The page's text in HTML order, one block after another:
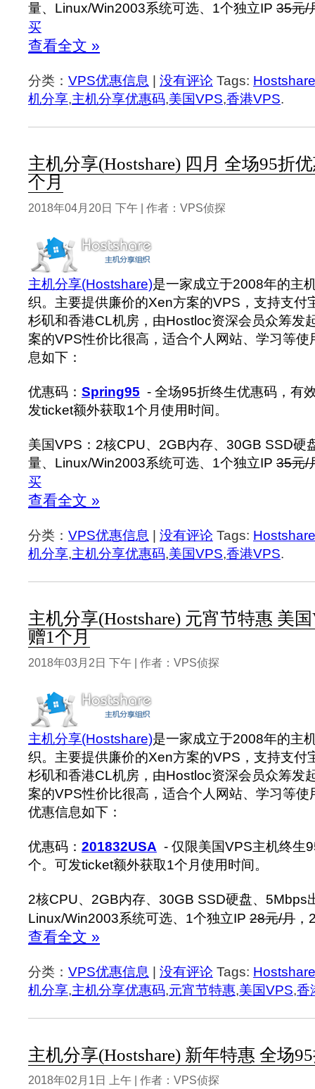
量、Linux/Win2003系统可选、1个独立IP 35元/
买
查看全文 »
分类： VPS优惠信息 | 没有评论 Tags: Hostshare
机分享,主机分享优惠码,美国VPS,香港VPS.
主机分享(Hostshare) 四月 全场95折
个月
2018年04月20日 下午 | 作者：VPS侦探
主机分享(Hostshare)是一家成立于2008年的主
织。主要提供廉价的Xen方案的VPS，支持支付
杉矶和香港CL机房，由Hostloc资深会员众筹发
案的VPS性价比很高，适合个人网站、学习等
息如下：
优惠码： Spring95 - 全场95折终生优惠码，有
发ticket额外获取1个月使用时间。
美国VPS：2核CPU、2GB内存、30GB SSD硬
量、Linux/Win2003系统可选、1个独立IP 35元/
买
查看全文 »
分类： VPS优惠信息 | 没有评论 Tags: Hostshare
机分享,主机分享优惠码,美国VPS,香港VPS.
主机分享(Hostshare) 元宵节特惠 美
赠1个月
2018年03月2日 下午 | 作者：VPS侦探
主机分享(Hostshare)是一家成立于2008年的主
织。主要提供廉价的Xen方案的VPS，支持支付
杉矶和香港CL机房，由Hostloc资深会员众筹发
案的VPS性价比很高，适合个人网站、学习等
优惠信息如下：
优惠码： 201832USA - 仅限美国VPS主机终生
个。可发ticket额外获取1个月使用时间。
2核CPU、2GB内存、30GB SSD硬盘、5Mbps
Linux/Win2003系统可选、1个独立IP 28元/月
查看全文 »
分类： VPS优惠信息 | 没有评论 Tags: Hostshare
机分享,主机分享优惠码,元宵节特惠,美国VPS,香
主机分享(Hostshare) 新年特惠 全场
2018年02月1日 上午 | 作者：VPS侦探